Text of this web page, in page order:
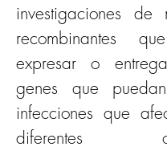
investigaciones de
recombinantes
expresar o
genes que
infecciones que
diferentes